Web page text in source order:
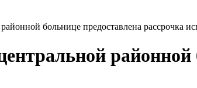
больнице предоставлена рассрочка
районной